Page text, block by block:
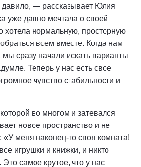
давило, — рассказывает Юлия
уже давно мечтала о своей
хотела нормальную, просторную
всем вместе. Когда нам
сразу начали искать варианты
Теперь у нас есть свое
чувство стабильности и
во многом и затевался
новое пространство и не
«У меня наконец-то своя комната!
игрушки и книжки, и никто
самое крутое, что у нас